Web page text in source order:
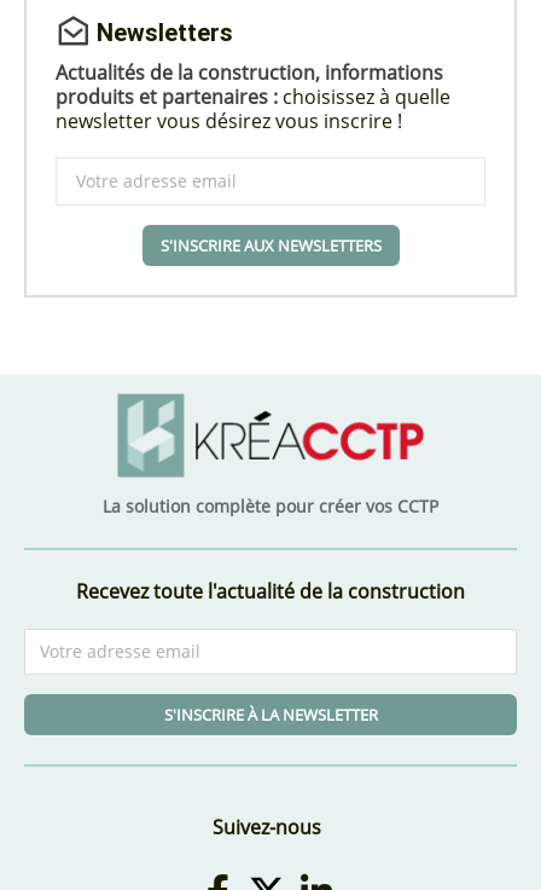
Newsletters
Actualités de la construction, informations
produits et partenaires : choisissez à quelle
newsletter vous désirez vous inscrire !
S'INSCRIRE AUX NEWSLETTERS
La solution complète pour créer vos CCTP
Recevez toute l'actualité de la construction
S'INSCRIRE À LA NEWSLETTER
Suivez-nous